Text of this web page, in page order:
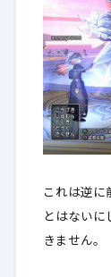
これは逆
とはないに
きません。